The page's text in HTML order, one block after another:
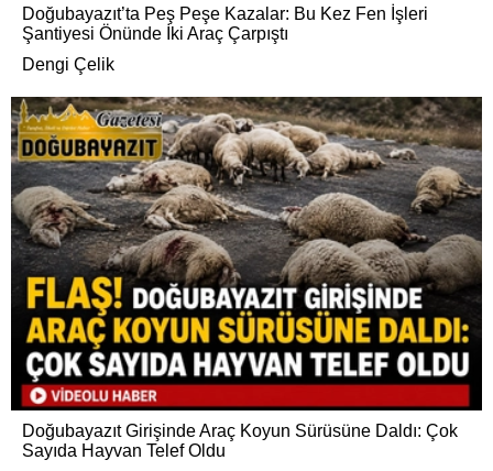
Doğubayazıt’ta Peş Peşe Kazalar: Bu Kez Fen İşleri
Şantiyesi Önünde İki Araç Çarpıştı
Dengi Çelik
Doğubayazıt Girişinde Araç Koyun Sürüsüne Daldı: Çok
Sayıda Hayvan Telef Oldu